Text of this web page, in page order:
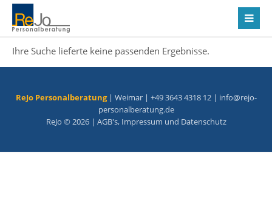
Ihre Suche lieferte keine passenden Ergebnisse.
ReJo Personalberatung| Weimar | +49 3643 4318 12 | info@rejo-
personalberatung.de
ReJo © 2026 | AGB's, Impressum und Datenschutz